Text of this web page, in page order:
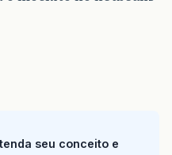
seu conceito e